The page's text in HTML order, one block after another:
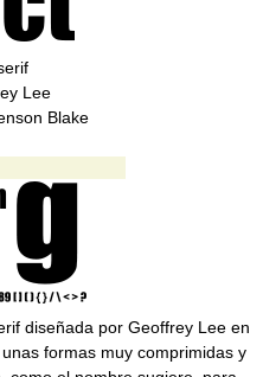
Lee
Blake
diseñada por Geoffrey Lee en
formas muy comprimidas y